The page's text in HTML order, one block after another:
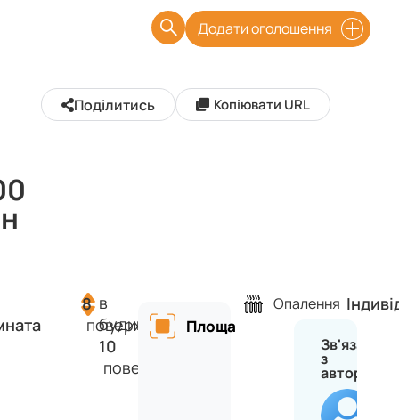
Додати оголошення
Поділитись Копіювати URL
8
поверх
в
будинку
10
поверхів
Площа
Опалення
Зв'язатися
з
автором